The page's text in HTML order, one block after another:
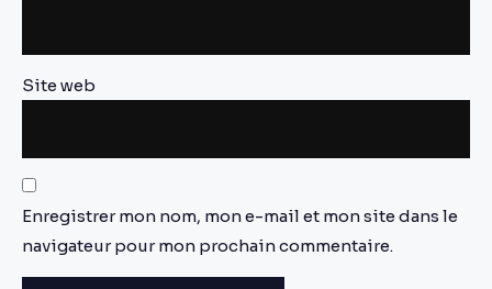
Site web
Enregistrer mon nom, mon e-mail et mon site dans le
navigateur pour mon prochain commentaire.